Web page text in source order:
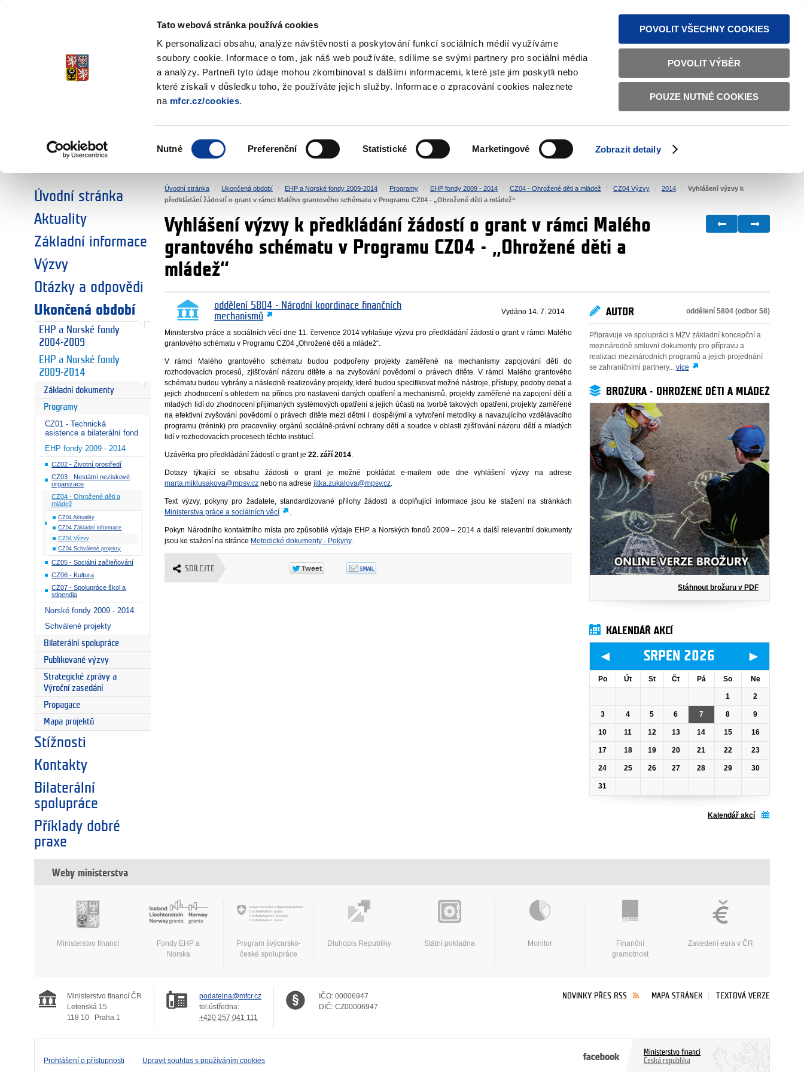
Tato webová stránka používá cookies
K personalizaci obsahu, analýze návštěvnosti a poskytování funkcí sociálních médií využíváme
soubory cookie. Informace o tom, jak náš web používáte, sdílíme se svými partnery pro sociální média
a analýzy. Partneři tyto údaje mohou zkombinovat s dalšími informacemi, které jste jim poskytli nebo
které získali v důsledku toho, že používáte jejich služby. Informace o zpracování cookies naleznete
na mfcr.cz/cookies.
souhlasu
Nutné Preferenční Statistické Marketingové Zobrazit detaily
POVOLIT VŠECHNY COOKIES
POVOLIT VÝBĚR
POUZE NUTNÉ COOKIES
TEXTOVÁ VERZE ČESKY ENGLISH
Fondy EHP a Norska
ZVOLTE SI OBLAST:
SOCIÁLNÍ DIALOG ŽIVOTNÍ PROSTŘEDÍ LIDSKÁ PRÁVA SPRAVEDLNOST VNITŘNÍ VĚCI BILATERÁLNÍ SPOLUPRÁCE
Úvodní stránka
Aktuality
Základní informace
Výzvy
Otázky a odpovědi
Ukončená období
EHP a Norské fondy
2004-2009
EHP a Norské fondy
2009-2014
Základní dokumenty
Programy
CZ01 - Technická
asistence a bilaterální fond
EHP fondy 2009 - 2014
CZ02 - Životní prostředí
CZ03 - Nestátní neziskové
organizace
CZ04 - Ohrožené děti a
mládež
CZ04 Aktuality
CZ04 Základní informace
CZ04 Výzvy
CZ04 Schválené projekty
CZ05 - Sociální začleňování
CZ06 - Kultura
CZ07 - Spolupráce škol a
stipendia
Norské fondy 2009 - 2014
Schválené projekty
Bilaterální spolupráce
Publikované výzvy
Strategické zprávy a
Výroční zasedání
Propagace
Mapa projektů
Stížnosti
Kontakty
Bilaterální
spolupráce
Příklady dobré
praxe
Úvodní stránka Ukončená období EHP a Norské fondy 2009-2014 Programy EHP fondy 2009 - 2014 CZ04 - Ohrožené děti a mládež CZ04 Výzvy 2014
Vyhlášení výzvy k
předkládání žádostí o grant v rámci Malého grantového schématu v Programu CZ04 - „Ohrožené děti a mládež“
Vyhlášení výzvy k předkládání žádostí o grant v rámci Malého
grantového schématu v Programu CZ04 - „Ohrožené děti a
mládež“
oddělení 5804 - Národní koordinace finančních
mechanismů
Vydáno 14. 7. 2014
Ministerstvo práce a sociálních věcí dne 11. července 2014 vyhlašuje výzvu pro předkládání žádostí o grant v rámci Malého
grantového schématu v Programu CZ04 „Ohrožené děti a mládež“.
V rámci Malého grantového schématu budou podpořeny projekty zaměřené na mechanismy zapojování dětí do
rozhodovacích procesů, zjišťování názoru dítěte a na zvyšování povědomí o právech dítěte. V rámci Malého grantového
schématu budou vybrány a následně realizovány projekty, které budou specifikovat možné nástroje, přístupy, podoby debat a
jejich zhodnocení s ohledem na přínos pro nastavení daných opatření a mechanismů, projekty zaměřené na zapojení dětí a
mladých lidí do zhodnocení přijímaných systémových opatření a jejich účasti na tvorbě takových opatření, projekty zaměřené
na efektivní zvyšování povědomí o právech dítěte mezi dětmi i dospělými a vytvoření metodiky a navazujícího vzdělávacího
programu (trénink) pro pracovníky orgánů sociálně-právní ochrany dětí a soudce v oblasti zjišťování názoru dětí a mladých
lidí v rozhodovacích procesech těchto institucí.
Uzávěrka pro předkládání žádostí o grant je22. září 2014
Dotazy týkající se obsahu žádosti o grant je možné pokládat e-mailem ode dne vyhlášení výzvy na adrese
marta.miklusakova@mpsv.cz nebo na adresejitka.zukalova@mpsv.cz
Text výzvy, pokyny pro žadatele, standardizované přílohy žádosti a doplňující informace jsou ke stažení na stránkách
Ministerstva práce a sociálních věcí
Pokyn Národního kontaktního místa pro způsobilé výdaje EHP a Norských fondů 2009 – 2014 a další relevantní dokumenty
jsou ke stažení na stránce Metodické dokumenty - Pokyny.
SDÍLEJTE
AUTOR oddělení 5804 (odbor 58)
Připravuje ve spolupráci s MZV základní koncepční a
mezinárodně smluvní dokumenty pro přípravu a
realizaci mezinárodních programů a jejich projednání
se zahraničními partnery... více
BROŽURA - OHROŽENÉ DĚTI A MLÁDEŽ
Stáhnout brožuru v PDF
KALENDÁŘ AKCÍ
◄ SRPEN 2026 ►
Po Út St Čt Pá So Ne
1 2
3 4 5 6 7 8 9
10 11 12 13 14 15 16
17 18 19 20 21 22 23
24 25 26 27 28 29 30
31
Kalendář akcí
Weby ministerstva
Ministerstvo financí
Fondy EHP a
Norska
Program švýcarsko-
české spolupráce
Dluhopis Republiky Státní pokladna Monitor
Finanční
gramotnost
Zavedení eura v ČR
Ministerstvo financí ČR
Letenská 15
118 10
Praha 1
podatelna@mfcr.cz
tel.ústředna:
+420 257 041 111
IČO: 00006947
DIČ: CZ00006947
NOVINKY PŘES RSS MAPA STRÁNEK TEXTOVÁ VERZE
Prohlášení o přístupnosti Upravit souhlas s používáním cookies
Ministerstvo financí
Česká republika